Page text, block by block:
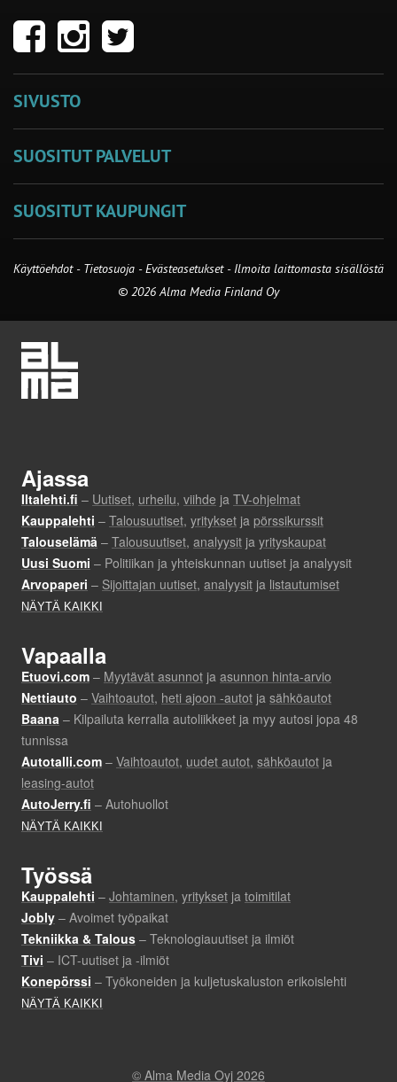
SIVUSTO
SUOSITUT PALVELUT
SUOSITUT KAUPUNGIT
Käyttöehdot - Tietosuoja -Evästeasetukset- Ilmoita laittomasta sisällöstä
© 2026 Alma Media Finland Oy